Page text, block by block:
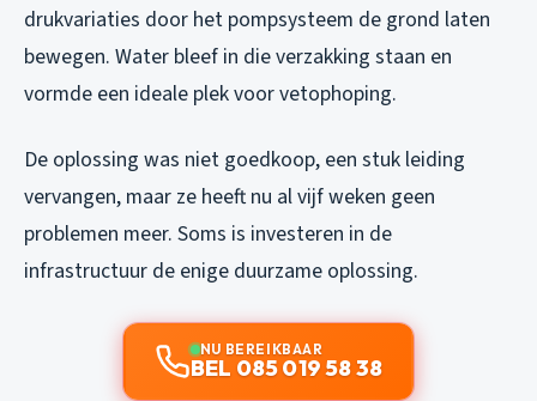
drukvariaties door het pompsysteem de grond laten
bewegen. Water bleef in die verzakking staan en
vormde een ideale plek voor vetophoping.
De oplossing was niet goedkoop, een stuk leiding
vervangen, maar ze heeft nu al vijf weken geen
problemen meer. Soms is investeren in de
infrastructuur de enige duurzame oplossing.
NU BEREIKBAAR
BEL 085 019 58 38